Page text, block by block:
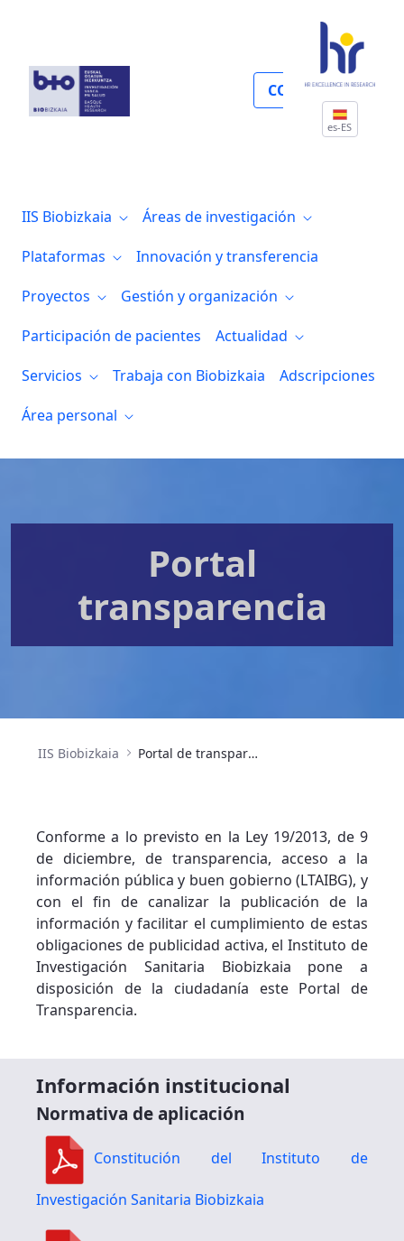
COLABORA
es-ES
IIS Biobizkaia
Áreas de investigación
Plataformas
Innovación y transferencia
Proyectos
Gestión y organización
Participación de pacientes
Actualidad
Servicios
Trabaja con Biobizkaia
Adscripciones
Área personal
Portal
transparencia
IIS Biobizkaia Portal de transparencia
Conforme a lo previsto en la Ley 19/2013, de 9
de diciembre, de transparencia, acceso a la
información pública y buen gobierno (LTAIBG), y
con el fin de canalizar la publicación de la
información y facilitar el cumplimiento de estas
obligaciones de publicidad activa, el Instituto de
Investigación Sanitaria Biobizkaia pone a
disposición de la ciudadanía este Portal de
Transparencia.
Información institucional
Normativa de aplicación
Constitución del Instituto de
Investigación Sanitaria Biobizkaia